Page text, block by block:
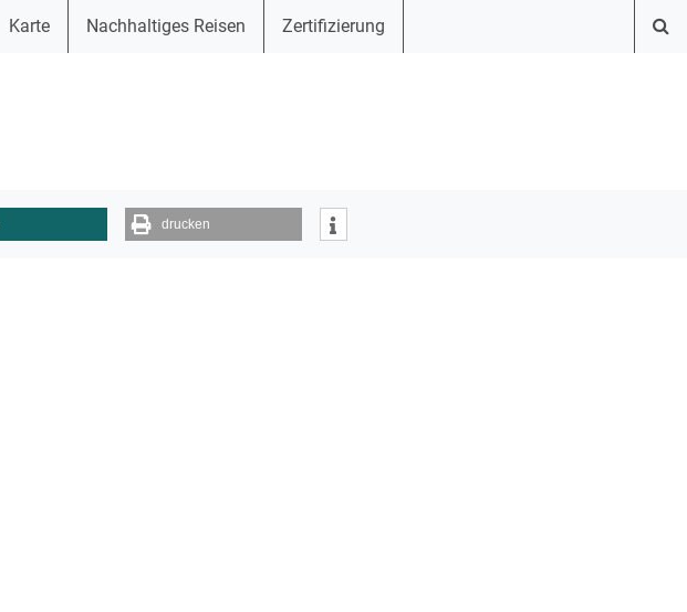
Karte Nachhaltiges Reisen Zertifizierung
drucken